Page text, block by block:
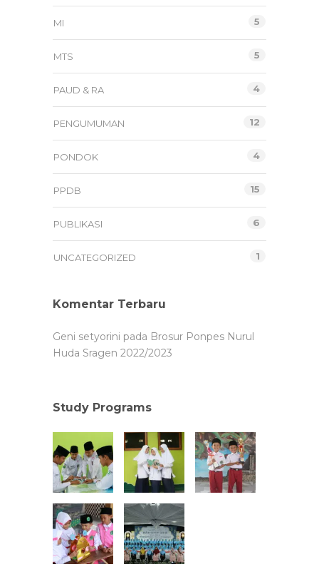
MI 5
MTS 5
PAUD & RA 4
PENGUMUMAN 12
PONDOK 4
PPDB 15
PUBLIKASI 6
UNCATEGORIZED 1
Komentar Terbaru
Geni setyorini pada Brosur Ponpes Nurul
Huda Sragen 2022/2023
Study Programs